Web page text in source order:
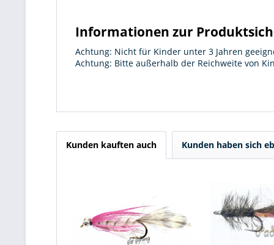
Informationen zur
Achtung: Nicht für Kinder unter 3 Jahren
Achtung: Bitte außerhalb der Reichweite von
Kunden kauften auch Kunden haben sich